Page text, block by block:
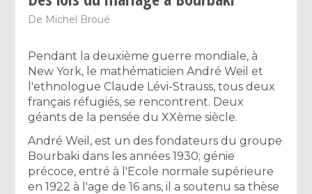
De Michel Broué
Pendant la deuxième guerre mondiale, à
New York, le mathématicien André Weil et
l'ethnologue Claude Lévi-Strauss, tous deux
français réfugiés, se rencontrent. Deux
géants de la pensée du XXème siècle.
André Weil, est un des fondateurs du groupe
Bourbaki dans les années 1930; génie
précoce, entré à l'Ecole normale supérieure
en 1922 à l'age de 16 ans, il a soutenu sa thèse